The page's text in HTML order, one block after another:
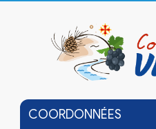
COORDONNÉES